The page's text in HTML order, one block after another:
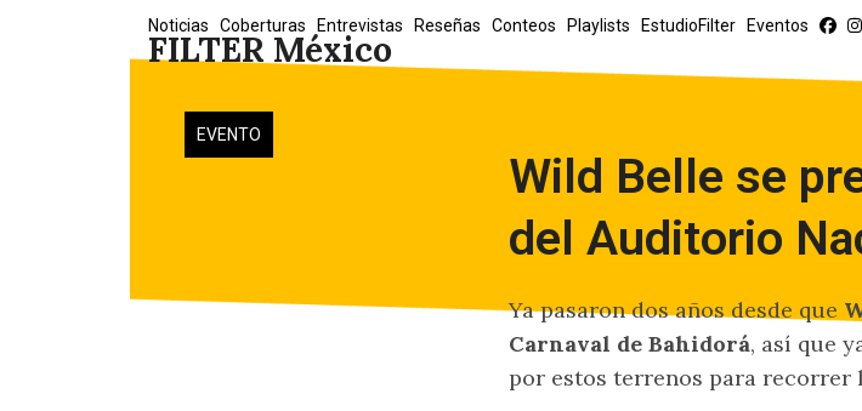
FILTER México
Noticias Coberturas Entrevistas Reseñas Conteos Playlists EstudioFilter Eventos
EVENTO
Wild Belle se
del Auditorio
Ya pasaron dos años desde que
Carnaval de Bahidorá, así que
por estos terrenos para recorrer